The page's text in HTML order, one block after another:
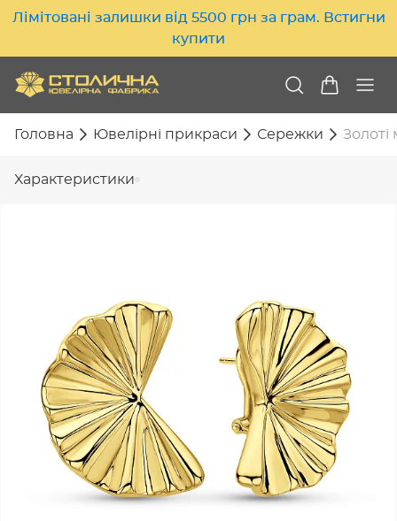
Лімітовані залишки від 5500 грн за грам. Встигни
купити
Головна Ювелірні прикраси Сережки Золоті
Характеристики